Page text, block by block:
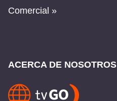
Comercial »
ACERCA DE NOSOTROS